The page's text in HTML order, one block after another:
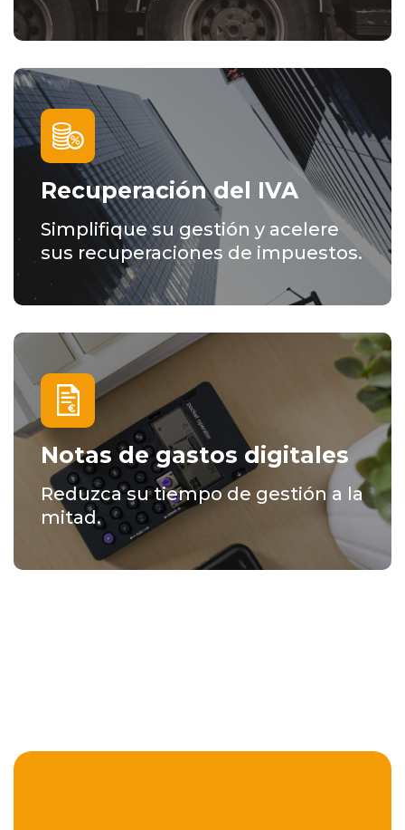
Recuperación del IVA
Simplifique su gestión y acelere
sus recuperaciones de impuestos.
Notas de gastos digitales
Reduzca su tiempo de gestión a la
mitad.